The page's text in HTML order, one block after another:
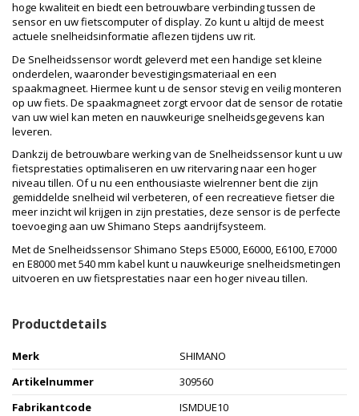
hoge kwaliteit en biedt een betrouwbare verbinding tussen de
sensor en uw fietscomputer of display. Zo kunt u altijd de meest
actuele snelheidsinformatie aflezen tijdens uw rit.
De Snelheidssensor wordt geleverd met een handige set kleine
onderdelen, waaronder bevestigingsmateriaal en een
spaakmagneet. Hiermee kunt u de sensor stevig en veilig monteren
op uw fiets. De spaakmagneet zorgt ervoor dat de sensor de rotatie
van uw wiel kan meten en nauwkeurige snelheidsgegevens kan
leveren.
Dankzij de betrouwbare werking van de Snelheidssensor kunt u uw
fietsprestaties optimaliseren en uw ritervaring naar een hoger
niveau tillen. Of u nu een enthousiaste wielrenner bent die zijn
gemiddelde snelheid wil verbeteren, of een recreatieve fietser die
meer inzicht wil krijgen in zijn prestaties, deze sensor is de perfecte
toevoeging aan uw Shimano Steps aandrijfsysteem.
Met de Snelheidssensor Shimano Steps E5000, E6000, E6100, E7000
en E8000 met 540 mm kabel kunt u nauwkeurige snelheidsmetingen
uitvoeren en uw fietsprestaties naar een hoger niveau tillen.
Productdetails
Merk
SHIMANO
Artikelnummer
309560
Fabrikantcode
ISMDUE10